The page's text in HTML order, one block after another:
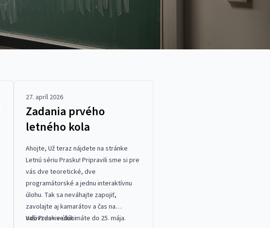
27. apríl 2026
Zadania prvého
letného kola
Ahojte, Už teraz nájdete na stránke
Letnú sériu Prasku! Pripravili sme si pre
vás dve teoretické, dve
programátorské a jednu interaktívnu
úlohu. Tak sa neváhajte zapojiť,
zavolajte aj kamarátov a čas na
odovzdanie úloh máte do 25. mája.
Vaši Prask vedúci